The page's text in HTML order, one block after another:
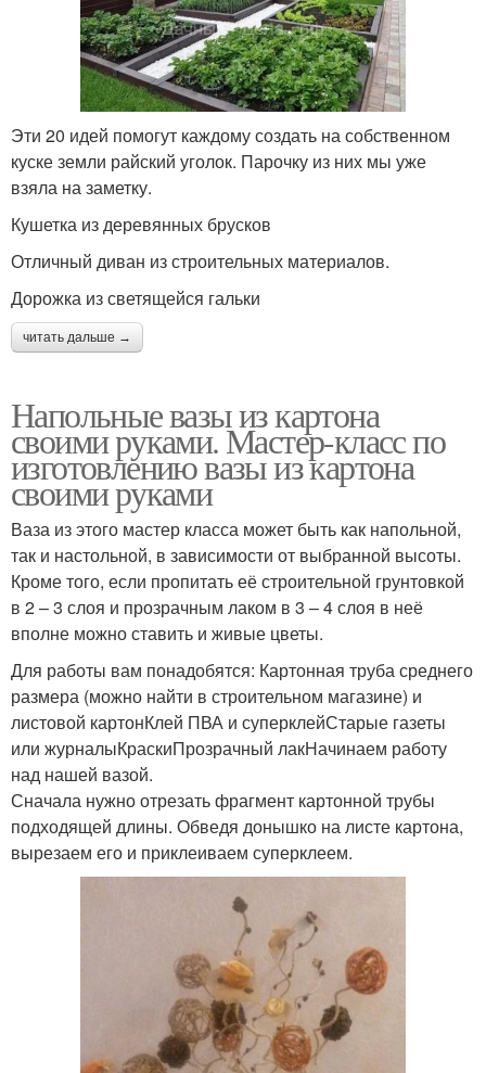
Эти 20 идей помогут каждому создать на собственном
куске земли райский уголок. Парочку из них мы уже
взяла на заметку.
Кушетка из деревянных брусков
Отличный диван из строительных материалов.
Дорожка из светящейся гальки
читать дальше →
Напольные вазы из картона
своими руками. Мастер-класс по
изготовлению вазы из картона
своими руками
Ваза из этого мастер класса может быть как напольной,
так и настольной, в зависимости от выбранной высоты.
Кроме того, если пропитать её строительной грунтовкой
в 2 – 3 слоя и прозрачным лаком в 3 – 4 слоя в неё
вполне можно ставить и живые цветы.
Для работы вам понадобятся: Картонная труба среднего
размера (можно найти в строительном магазине) и
листовой картонКлей ПВА и суперклейСтарые газеты
или журналыКраскиПрозрачный лакНачинаем работу
над нашей вазой.
Сначала нужно отрезать фрагмент картонной трубы
подходящей длины. Обведя донышко на листе картона,
вырезаем его и приклеиваем суперклеем.